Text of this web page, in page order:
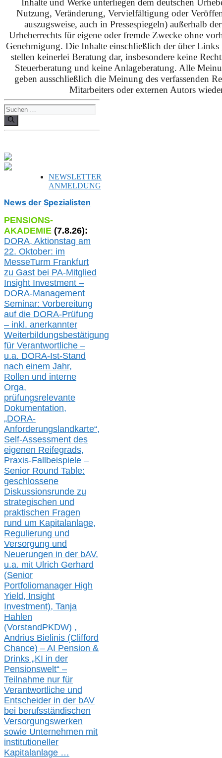
Inhalte und Werke unterliegen dem deutschen
Nutzung, Veränderung, Vervielfältigung oder
auszugsweise, auch in Pressespiegeln) außerhalb
Urheberrechts für eigene oder fremde Zwecke ohne
Genehmigung. Die Inhalte einschließlich der über Links
stellen keinerlei Beratung dar, insbesondere keine
Steuerberatung und keine Anlageberatung. Alle
geben ausschließlich die Meinung des verfassenden
Mitarbeiters oder externen Autors
Suchen
nach:
NEWSLETTER
ANMELDUNG
News der Spezialisten
PENSIONS-
AKADEMIE (7.8.26):
DORA, Aktionstag am
22. Oktober: im
MesseTurm Frankfurt
zu Gast bei PA-Mitglied
Insight Investment –
DORA-Management
Seminar: Vorbereitung
auf die DORA-Prüfung
– inkl. anerkannter
Weiterbildungsbestätigung
für Verantwortliche –
u.a. DORA-Ist-Stand
nach einem Jahr,
Rollen und interne
Orga,
prüfungsrelevante
Dokumentation,
„DORA-
Anforderungslandkarte“,
Self-Assessment des
eigenen Reifegrads,
Praxis-Fallbeispiele –
Senior Round Table:
geschlossene
Diskussionsrunde zu
strategischen und
praktischen Fragen
rund um Kapitalanlage,
Regulierung und
Versorgung und
Neuerungen in der bAV,
u.a. mit Ulrich Gerhard
(Senior
Portfoliomanager High
Yield, Insight
Investment), Tanja
Hahlen
(VorstandPKDW) ,
Andrius Bielinis (Clifford
Chance) – AI Pension &
Drinks „KI in der
Pensionswelt“ –
Teilnahme nur für
Verantwortliche und
Entscheider in der bAV
bei berufsständischen
Versorgungswerken
sowie Unternehmen mit
institutioneller
Kapitalanlage …